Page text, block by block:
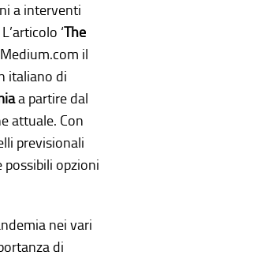
a interventi
‘The
il
italiano di
a partire dal
attuale. Con
previsionali
opzioni
nei vari
di